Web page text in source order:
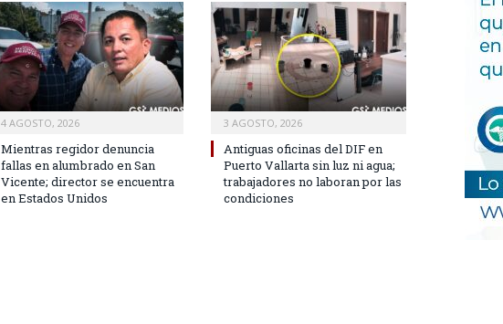
4 AGOSTO, 2026
Mientras regidor denuncia
fallas en alumbrado en San
Vicente; director se encuentra
en Estados Unidos
3 AGOSTO, 2026
Antiguas oficinas del DIF en
Puerto Vallarta sin luz ni agua;
trabajadores no laboran por las
condiciones